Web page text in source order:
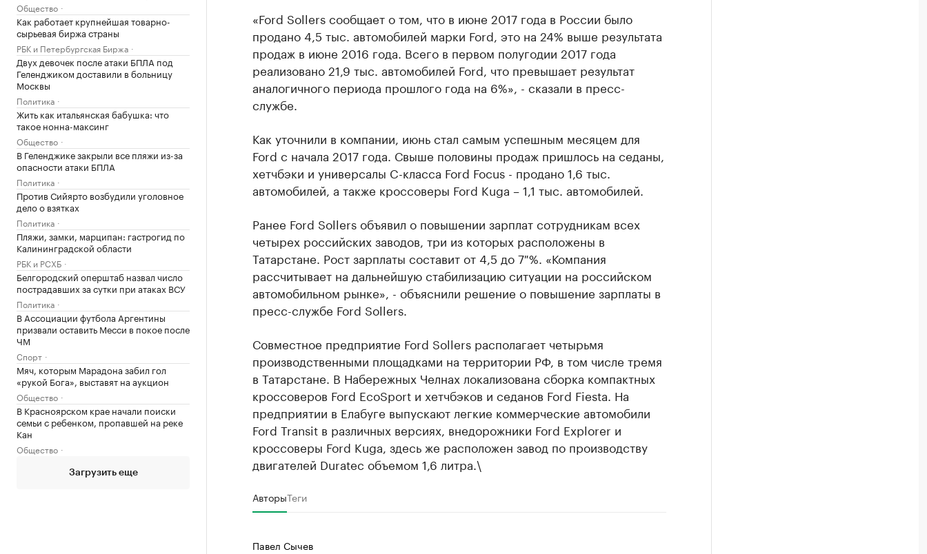
Общество
Как работает крупнейшая товарно-
сырьевая биржа страны
РБК и Петербургская Биржа
Двух девочек после атаки БПЛА под
Геленджиком доставили в больницу
Москвы
Политика
Жить как итальянская бабушка: что
такое нонна-максинг
Общество
В Геленджике закрыли все пляжи из-за
опасности атаки БПЛА
Политика
Против Сийярто возбудили уголовное
дело о взятках
Политика
Пляжи, замки, марципан: гастрогид по
Калининградской области
РБК и РСХБ
Белгородский оперштаб назвал число
пострадавших за сутки при атаках ВСУ
Политика
В Ассоциации футбола Аргентины
призвали оставить Месси в покое после
ЧМ
Спорт
Мяч, которым Марадона забил гол
«рукой Бога», выставят на аукцион
Общество
В Красноярском крае начали поиски
семьи с ребенком, пропавшей на реке
Кан
Общество
Загрузить еще
«Ford Sollers сообщает о том, что в июне 2017 года в России было
продано 4,5 тыс. автомобилей марки Ford, это на 24% выше результата
продаж в июне 2016 года. Всего в первом полугодии 2017 года
реализовано 21,9 тыс. автомобилей Ford, что превышает результат
аналогичного периода прошлого года на 6%», - сказали в пресс-
службе.
Как уточнили в компании, июнь стал самым успешным месяцем для
Ford с начала 2017 года. Свыше половины продаж пришлось на седаны,
хетчбэки и универсалы C-класса Ford Focus - продано 1,6 тыс.
автомобилей, а также кроссоверы Ford Kuga – 1,1 тыс. автомобилей.
Ранее Ford Sollers объявил о повышении зарплат сотрудникам всех
четырех российских заводов, три из которых расположены в
Татарстане. Рост зарплаты составит от 4,5 до 7 %. «Компания
рассчитывает на дальнейшую стабилизацию ситуации на российском
автомобильном рынке», - объяснили решение о повышение зарплаты в
пресс-службе Ford Sollers.
Совместное предприятие Ford Sollers располагает четырьмя
производственными площадками на территории РФ, в том числе тремя
в Татарстане. В Набережных Челнах локализована сборка компактных
кроссоверов Ford EcoSport и хетчбэков и седанов Ford Fiesta. На
предприятии в Елабуге выпускают легкие коммерческие автомобили
Ford Transit в различных версиях, внедорожники Ford Explorer и
кроссоверы Ford Kuga, здесь же расположен завод по производству
двигателей Duratec объемом 1,6 литра.\
АвторыТеги
Павел Сычев